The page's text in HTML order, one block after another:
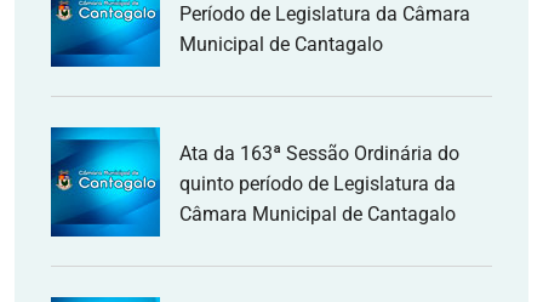
Período de Legislatura da Câmara
Municipal de Cantagalo
Ata da 163ª Sessão Ordinária do
quinto período de Legislatura da
Câmara Municipal de Cantagalo